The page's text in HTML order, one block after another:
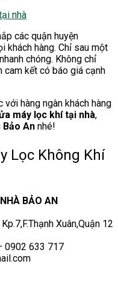
nhà
các quận huyện
khách hàng. Chỉ sau một
chóng. Không chỉ
kết có báo giá cạnh
với hàng ngàn khách hàng
máy lọc khí tại nhà,
Bảo An nhé!
Lọc Không Khí
BẢO AN
Xuân,Quận 12
0902 633 717